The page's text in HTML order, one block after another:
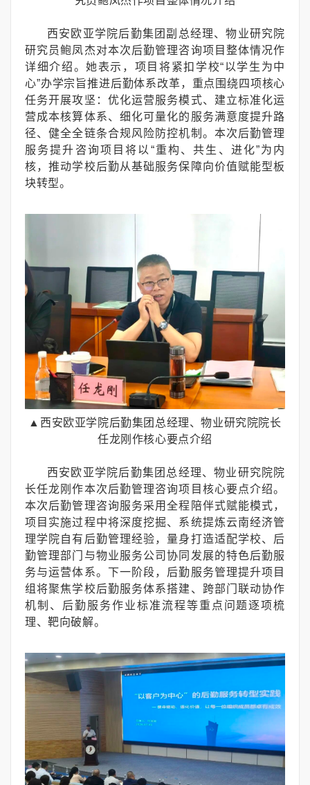
西安欧亚学院后勤集团副总经理、物业研究院
研究员鲍凤杰对本次后勤管理咨询项目整体情况作
详细介绍。她表示，项目将紧扣学校“以学生为中
心”办学宗旨推进后勤体系改革，重点围绕四项核心
任务开展攻坚：优化运营服务模式、建立标准化运
营成本核算体系、细化可量化的服务满意度提升路
径、健全全链条合规风险防控机制。本次后勤管理
服务提升咨询项目将以“重构、共生、进化”为内
核，推动学校后勤从基础服务保障向价值赋能型板
块转型。
▲西安欧亚学院后勤集团总经理、物业研究院院长
任龙刚 作核心要点介绍
西安欧亚学院后勤集团总经理、物业研究院院
长任龙刚作本次后勤管理咨询项目核心要点介绍。
本次后勤管理咨询服务采用全程陪伴式赋能模式，
项目实施过程中将深度挖掘、系统提炼云南经济管
理学院自有后勤管理经验，量身打造适配学校、后
勤管理部门与物业服务公司协同发展的特色后勤服
务与运营体系。下一阶段，后勤服务管理提升项目
组将聚焦学校后勤服务体系搭建、跨部门联动协作
机制、后勤服务作业标准流程等重点问题逐项梳
理、靶向破解。